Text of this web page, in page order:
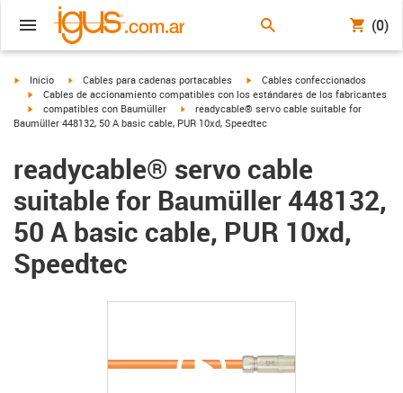
(0)
igus-icon-arrow-right
Inicio igus-icon-arrow-right
Cables para cadenas portacables igus-icon-arrow-right
Cables confeccionados
igus-icon-arrow-right
Cables de accionamiento compatibles con los estándares de los fabricantes
igus-icon-arrow-right
compatibles con Baumüller igus-icon-arrow-right
readycable® servo cable suitable for
Baumüller 448132, 50 A basic cable, PUR 10xd, Speedtec
readycable® servo cable
suitable for Baumüller 448132,
50 A basic cable, PUR 10xd,
Speedtec